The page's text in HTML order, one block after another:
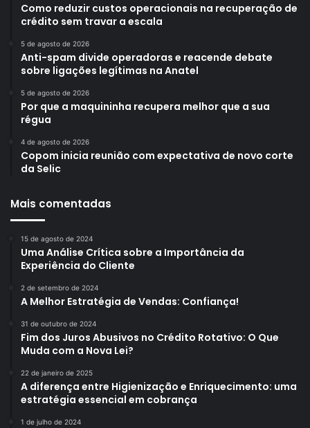
Como reduzir custos operacionais na recuperação de
crédito sem travar a escala
5 de agosto de 2026
Anti-spam divide operadoras e reacende debate
sobre ligações legítimas na Anatel
5 de agosto de 2026
Por que a maquininha recupera melhor que a sua
régua
4 de agosto de 2026
Copom inicia reunião com expectativa de novo corte
da Selic
Mais comentadas
15 de agosto de 2024
Uma Análise Crítica sobre a Importância da
Experiência do Cliente
2 de setembro de 2024
A Melhor Estratégia de Vendas: Confiança!
31 de outubro de 2024
Fim dos Juros Abusivos no Crédito Rotativo: O Que
Muda com a Nova Lei?
22 de janeiro de 2025
A diferença entre Higienização e Enriquecimento: uma
estratégia essencial em cobrança
1 de julho de 2024